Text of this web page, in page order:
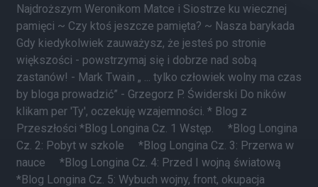
Najdroższym Weronikom Matce i Siostrze ku wiecznej
pamięci ~ Czy ktoś jeszcze pamięta? ~ Nasza barykada
Gdy kiedykolwiek zauważysz, że jesteś po stronie
większości - powstrzymaj się i dobrze nad sobą
zastanów! - Mark Twain „ ... tylko człowiek wolny ma czas
by bloga prowadzić” - Grzegorz P. Świderski Do ników
klikam per 'Ty', oczekuję wzajemności. * Blog z
Przeszłości *Blog Longina Cz. 1 Wstęp. *Blog Longina
Cz. 2: Pobyt w szkole *Blog Longina Cz. 3: Przerwa w
nauce *Blog Longina Cz. 4: Przed I wojną światową
*Blog Longina Cz. 5: Wybuch wojny, front, okupacja